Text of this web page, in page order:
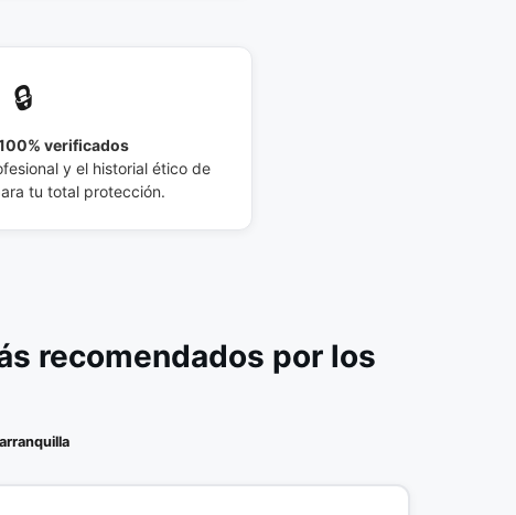
🔒
verificados
y el historial ético de
tu total protección.
recomendados por los